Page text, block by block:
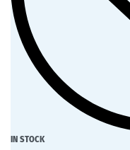
IN STOCK